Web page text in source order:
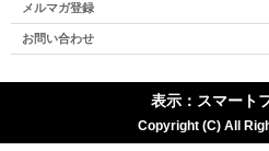
メルマガ登録
お問い合わせ
表示：スマート
Copyright (C) All